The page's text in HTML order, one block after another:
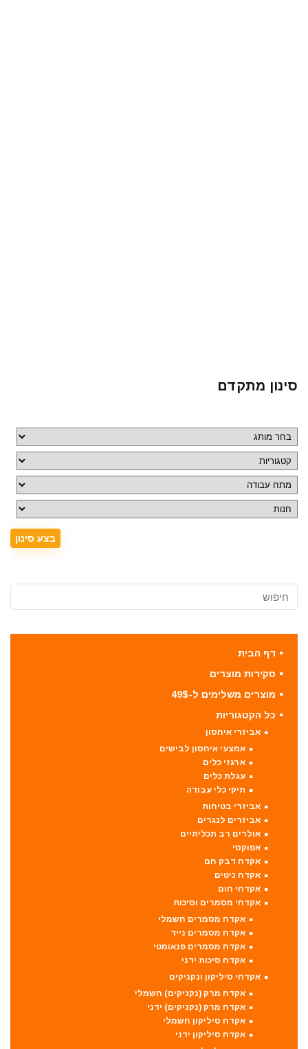
סינון מתקדם
דף הבית
סקירות מוצרים
מוצרים משלימים ל-49$
כל הקטגוריות
אביזרי איחסון
אמצעי איחסון לבישים
ארגזי כלים
עגלת כלים
תיקי כלי עבודה
אביזרי בטיחות
אביזרים לנגרים
אולרים רב תכליתיים
אפוקסי
אקדח דבק חם
אקדח ניטים
אקדחי חום
אקדחי מסמרים וסיכות
אקדח מסמרים חשמלי
אקדח מסמרים נייד
אקדח מסמרים פנאומטי
אקדח סיכות ידני
אקדחי סיליקון ונקניקים
אקדח מרק (נקניקים) חשמלי
אקדח מרק (נקניקים) ידני
אקדח סיליקון חשמלי
אקדח סיליקון ידני